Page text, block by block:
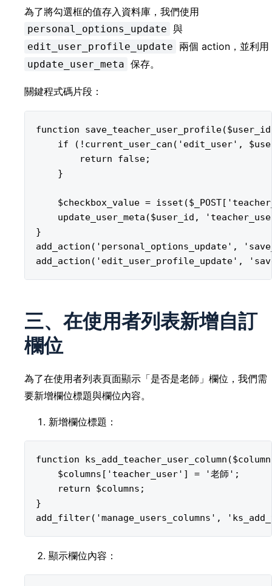
為了將勾選框的值存入資料庫，我們使用
personal_options_update 與
edit_user_profile_update 兩個 action，並利用
update_user_meta 保存。
關鍵程式碼片段：
function
if (!current_user_can('edit_user',
        return false;
    }
$checkbox_value =
update_user_meta($user_id,
}
add_action('personal_options_update',
三、在使用者列表新增自訂
欄位
為了在使用者列表頁面顯示「是否是老師」欄位，我們需
要新增欄位標題與欄位內容。
新增欄位標題：
function
    $columns['teacher_user'] = '老師';
    return $columns;
}
顯示欄位內容：